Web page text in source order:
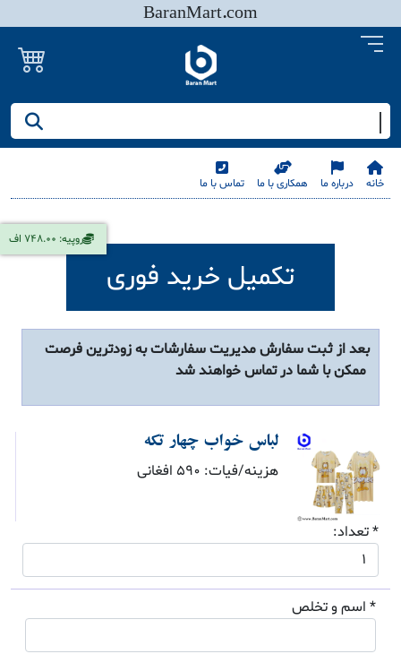
BaranMart.com
خانه درباره ما همکاری با ما تماس با ما
روپیه: 748.00 اف
تکمیل خرید فوری
بعد از ثبت سفارش مدیریت سفارشات به زودترین فرصت
ممکن با شما در تماس خواهند شد
لباس خواب چهار تکه
هزینه/فیات: 590 افغانی
* تعداد:
* اسم و تخلص